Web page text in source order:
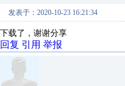
发表于：2020-10-23 16:21:34
下载了，谢谢分享
回复 引用 举报